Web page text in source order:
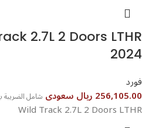
2.7L 2 Doors LTHR
2024⁩
فورد
256,105.00 ريال سعودى شامل الضريبة
Wild Track 2.7L 2 Doors LTHR